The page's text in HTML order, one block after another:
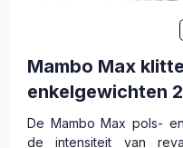
Mambo Max
enkelgewichten
De Mambo Max pols-
de intensiteit van